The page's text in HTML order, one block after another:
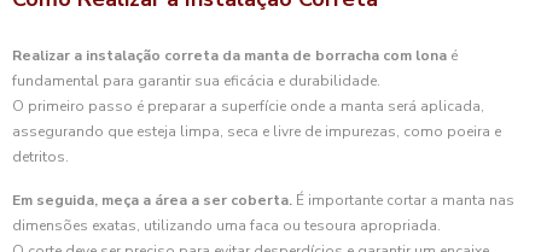
Realizar a instalação correta da manta de borracha com lona é
fundamental para garantir sua eficácia e durabilidade.
O primeiro passo é preparar a superfície onde a manta será aplicada,
assegurando que esteja limpa, seca e livre de impurezas, como poeira e
detritos.
Em seguida, meça a área a ser coberta. É importante cortar a manta nas
dimensões exatas, utilizando uma faca ou tesoura apropriada.